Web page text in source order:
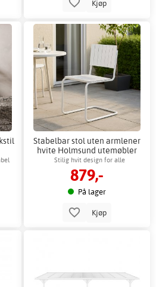
Kjøp
Stabelbar stol uten armlener
hvite Holmsund utemøbler
Stilig hvit design for alle
utendørsmiljøer
879,-
På lager
Kjøp